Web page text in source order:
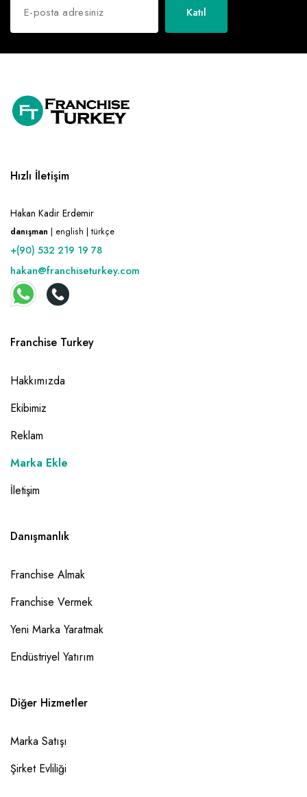
Katıl
Hızlı İletişim
Hakan Kadir Erdemir
danışman | english | türkçe
+(90) 532 219 19 78
hakan@franchiseturkey.com
Franchise Turkey
Hakkımızda
Ekibimiz
Reklam
Marka Ekle
İletişim
Danışmanlık
Franchise Almak
Franchise Vermek
Yeni Marka Yaratmak
Endüstriyel Yatırım
Diğer Hizmetler
Marka Satışı
Şirket Evliliği